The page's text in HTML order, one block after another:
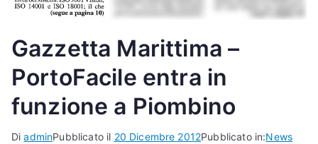
Gazzetta Marittima –
PortoFacile entra in
funzione a Piombino
DiadminPubblicato il 20 Dicembre 2012Pubblicato in:News